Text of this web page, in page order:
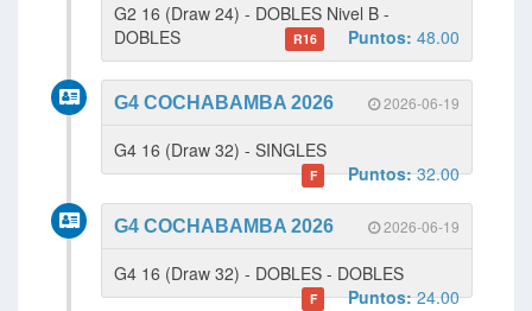
G2 16 (Draw 24) - DOBLES Nivel B -
DOBLES
R16 Puntos: 48.00
2026-06-19
G4 COCHABAMBA 2026
G4 16 (Draw 32) - SINGLES
F Puntos:32.00
2026-06-19
G4 COCHABAMBA 2026
G4 16 (Draw 32) - DOBLES - DOBLES
F Puntos:24.00